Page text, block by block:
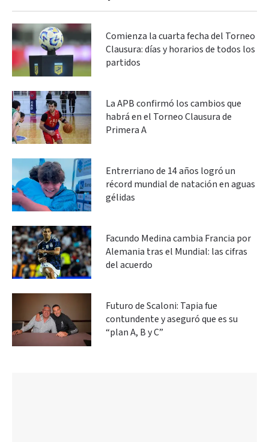
Comienza la cuarta fecha del Torneo
Clausura: días y horarios de todos los
partidos
La APB confirmó los cambios que
habrá en el Torneo Clausura de
Primera A
Entrerriano de 14 años logró un
récord mundial de natación en aguas
gélidas
Facundo Medina cambia Francia por
Alemania tras el Mundial: las cifras
del acuerdo
Futuro de Scaloni: Tapia fue
contundente y aseguró que es su
“plan A, B y C”